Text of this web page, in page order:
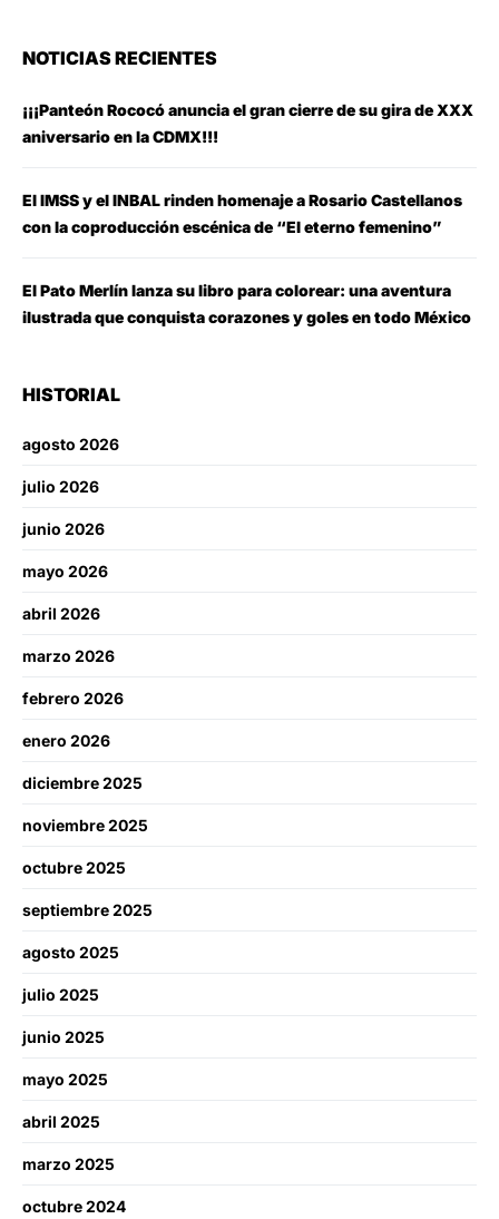
NOTICIAS RECIENTES
¡¡¡Panteón Rococó anuncia el gran cierre de su gira de XXX
aniversario en la CDMX!!!
El IMSS y el INBAL rinden homenaje a Rosario Castellanos
con la coproducción escénica de “El eterno femenino”
El Pato Merlín lanza su libro para colorear: una aventura
ilustrada que conquista corazones y goles en todo México
HISTORIAL
agosto 2026
julio 2026
junio 2026
mayo 2026
abril 2026
marzo 2026
febrero 2026
enero 2026
diciembre 2025
noviembre 2025
octubre 2025
septiembre 2025
agosto 2025
julio 2025
junio 2025
mayo 2025
abril 2025
marzo 2025
octubre 2024